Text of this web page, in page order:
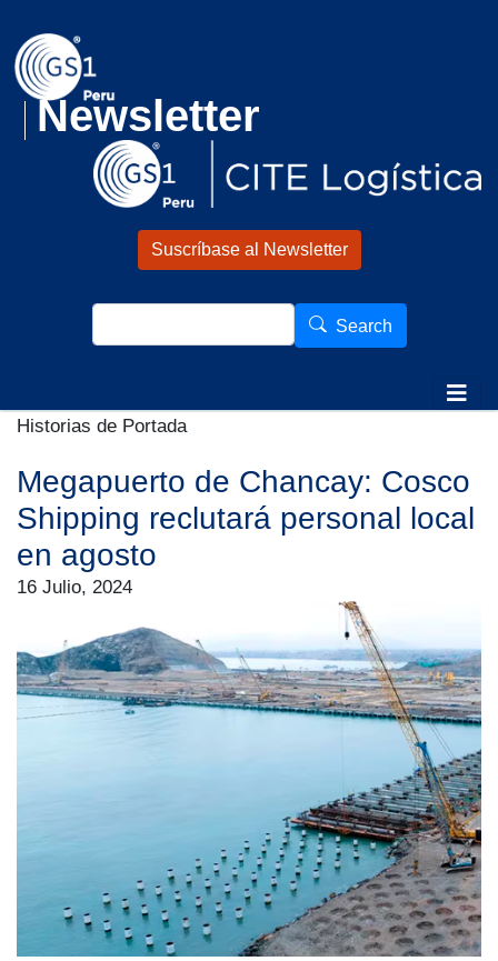
Newsletter
Suscríbase al Newsletter
Search
Historias de Portada
Megapuerto de Chancay: Cosco
Shipping reclutará personal local
en agosto
16 Julio, 2024